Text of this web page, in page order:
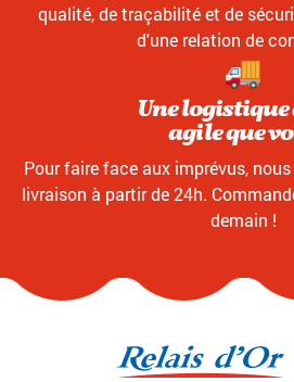
qualité, de traçabilité et de
d'une relation de
Une logistique
agile que
Pour faire face aux imprévus,
livraison à partir de 24h.
demain !